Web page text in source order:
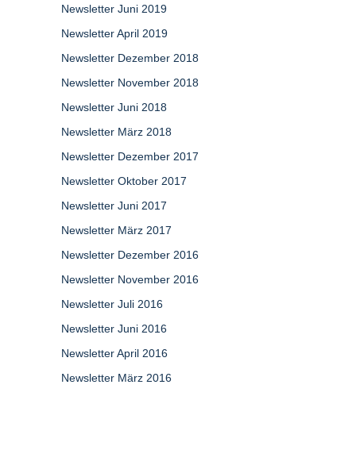
Newsletter Juni 2019
Newsletter April 2019
Newsletter Dezember 2018
Newsletter November 2018
Newsletter Juni 2018
Newsletter März 2018
Newsletter Dezember 2017
Newsletter Oktober 2017
Newsletter Juni 2017
Newsletter März 2017
Newsletter Dezember 2016
Newsletter November 2016
Newsletter Juli 2016
Newsletter Juni 2016
Newsletter April 2016
Newsletter März 2016